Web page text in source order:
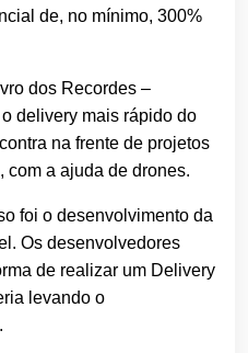
de, no mínimo, 300%
dos Recordes –
delivery mais rápido do
na frente de projetos
com a ajuda de drones.
foi o desenvolvimento da
Os desenvolvedores
de realizar um Delivery
levando o